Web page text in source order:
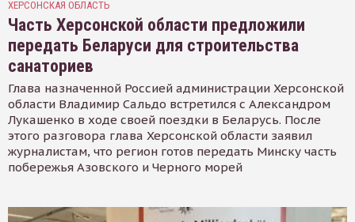
ХЕРСОНСКАЯ ОБЛАСТЬ
Часть Херсонской области предложили
передать Беларуси для строительства
санаториев
Глава назначенной Россией администрации Херсонской
области Владимир Сальдо встретился с Александром
Лукашенко в ходе своей поездки в Беларусь. После
этого разговора глава Херсонской области заявил
журналистам, что регион готов передать Минску часть
побережья Азовского и Черного морей